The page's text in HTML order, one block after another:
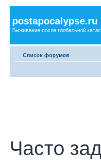
postapocalypse.ru
Выживание после глобальной
Список форумов
Часто